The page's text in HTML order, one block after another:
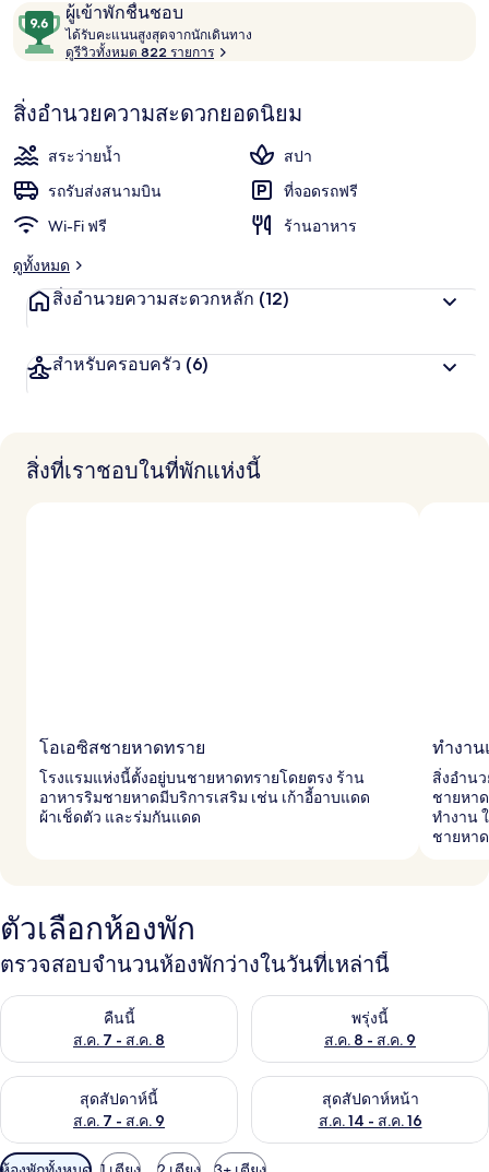
รีวิว ผู้เข้าพักชื่นชอบ
9.6
จาก
10,
เข้า
ชอบ
ได้รับคะแนนสูงสุดจากนักเดินทาง
ค
แ
น
น
ง
จ
า
า
ง
ดูรีวิวทั้งหมด 822 รายการ
สิ่งอำนวยความสะดวกยอดนิยม
สระว่ายน้ำ
สปา
รถรับส่งสนามบิน
ที่จอดรถฟรี
Wi-Fi ฟรี
ร้านอาหาร
ดูทั้งหมด
สิ่งอำนวยความสะดวกหลัก (12)
สำหรับครอบครัว (6)
สิ่งที่เราชอบในที่พักแห่งนี้
โอเอซิสชายหาดทราย
โรงแรมแห่งนี้ตั้งอยู่บนชายหาดทรายโดยตรง ร้าน
อาหารริมชายหาดมีบริการเสริม เช่น เก้าอี้อาบแดด
ผ้าเช็ดตัว และร่มกันแดด
ทำงา
สิ่งอำน
ชายหา
ทำงาน
ชายหา
ตัวเลือกห้องพัก
ตรวจสอบจำนวนห้องพักว่างในวันที่เหล่านี้
คืนนี้
ส.ค. 7 - ส.ค. 8
ตรวจสอบจำนวนห้องพักว่างในคืนนี้ ส.ค. 7 - ส.ค. 8พรุ่งนี้
ส.ค. 8 - ส.ค. 9
ตรวจสอบจำนวนห้องพักว่างใน
สุดสัปดาห์นี้
ส.ค. 7 - ส.ค. 9
ตรวจสอบจำนวนห้องพักว่างในสุดสัปดาห์นี้ ส.ค. 7 - ส.ค. 9
สุดสัปดาห์หน้า
ส.ค. 14 - ส.ค. 16
ตรวจสอบจำนวนห้องพักว่างใน
ตัว